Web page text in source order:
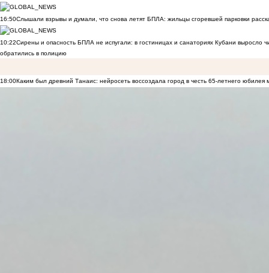
16:50Слышали взрывы и думали, что снова летят БПЛА: жильцы сгоревшей парковки
10:22Сирены и опасность БПЛА не испугали: в гостиницах и санаториях Кубани выросло
обратились в полицию
18:00Каким был древний Танаис: нейросеть воссоздала город в честь 65-летнего юбилея